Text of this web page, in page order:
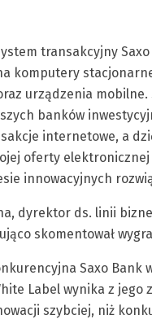
transakcyjny
komputery
urządzenia mobilne.
banków
internetowe, a
oferty
innowacyjnych
dyrektor ds. linii
skomentował
Saxo Bank
Label wynika z jego
szybciej, niż